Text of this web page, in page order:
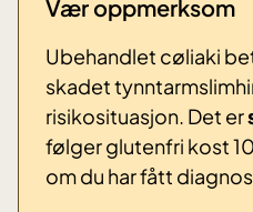
Vær oppmerksom
Ubehandlet cøliaki
skadet
risikosituasjon. Det er
følger glutenfri kost
om du har fått